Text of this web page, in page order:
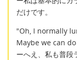
だけです。
"Oh, I normally
Maybe we can
ーへえ、私も普段